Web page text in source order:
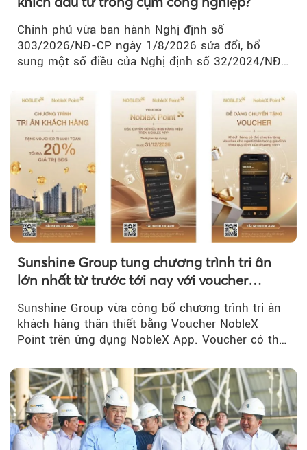
Chính phủ vừa ban hành Nghị định số
303/2026/NĐ-CP ngày 1/8/2026 sửa đổi, bổ
sung một số điều của Nghị định số 32/2024/NĐ-
Sunshine Group tung chương trình tri ân
lớn nhất từ trước tới nay với voucher
Sunshine Group vừa công bố chương trình tri ân
khách hàng thân thiết bằng Voucher NobleX
Point trên ứng dụng NobleX App. Voucher có thể